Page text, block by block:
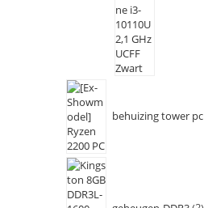
behuizing tower pc